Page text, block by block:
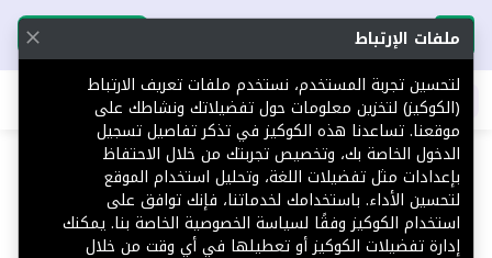
تحميل التطبيق تحميل التطبيق
اطلب عقارك
مشهور الثبيتي
فال رخصة رقم (1051519757)
ملفات الإرتباط
لتحسين تجربة المستخدم، نستخدم ملفات تعريف الارتباط
(الكوكيز) لتخزين معلومات حول تفضيلاتك ونشاطك على
موقعنا. تساعدنا هذه الكوكيز في تذكر تفاصيل تسجيل
الدخول الخاصة بك، وتخصيص تجربتك من خلال الاحتفاظ
بإعدادات مثل تفضيلات اللغة، وتحليل استخدام الموقع
لتحسين الأداء. باستخدامك لخدماتنا، فإنك توافق على
استخدام الكوكيز وفقًا لسياسة الخصوصية الخاصة بنا. يمكنك
إدارة تفضيلات الكوكيز أو تعطيلها في أي وقت من خلال